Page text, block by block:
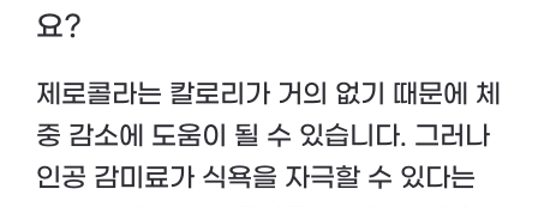
요?
제로콜라는 칼로리가 거의 없기 때문에 체
중 감소에 도움이 될 수 있습니다. 그러나
인공 감미료가 식욕을 자극할 수 있다는